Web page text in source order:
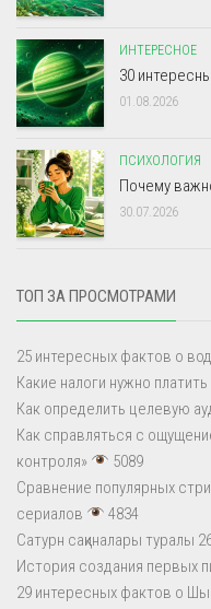
ИНТЕРЕСНОЕ
30
01.08.2026
ПСИХОЛОГИЯ
Почему
30.07.2026
ТОП ЗА ПРОСМОТРАМИ
25 интересных фактов о
Какие налоги нужно
Как определить целевую
Как справляться с
контроля»
5089
Сравнение популярных
сериалов
4834
Сатурн сақиналары туралы
История создания первых
29 интересных фактов о